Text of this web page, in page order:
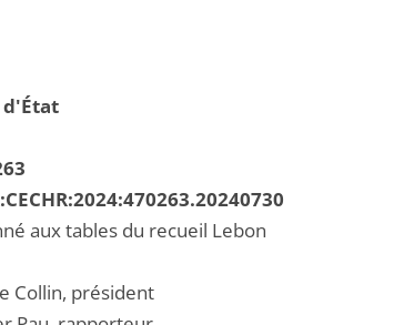
d'État
aux tables du recueil Lebon
Collin, président